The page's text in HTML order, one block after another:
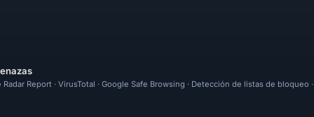
Radar Report · VirusTotal · Google Safe Browsing · Detección de listas de